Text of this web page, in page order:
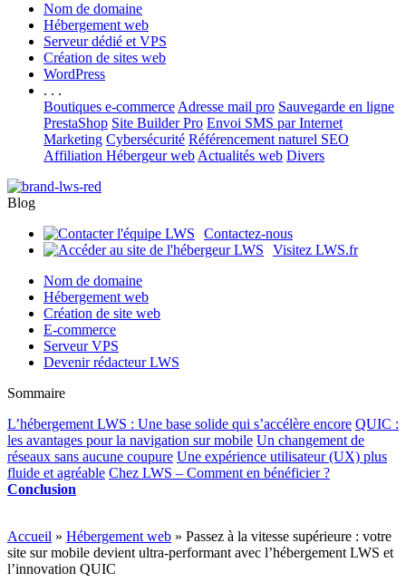
Nom de domaine
Hébergement web
Serveur dédié et VPS
Création de sites web
WordPress
. . .
Boutiques e-commerce Adresse mail pro Sauvegarde en ligne
PrestaShop Site Builder Pro Envoi SMS par Internet
Marketing Cybersécurité Référencement naturel SEO
Affiliation Hébergeur web Actualités web Divers
Blog
Contactez-nous
Visitez LWS.fr
Nom de domaine
Hébergement web
Création de site web
E-commerce
Serveur VPS
Devenir rédacteur LWS
Sommaire
L’hébergement LWS : Une base solide qui s’accélère encore QUIC :
les avantages pour la navigation sur mobile Un changement de
réseaux sans aucune coupure Une expérience utilisateur (UX) plus
fluide et agréable Chez LWS – Comment en bénéficier ?
Conclusion
Accueil » Hébergement web » Passez à la vitesse supérieure : votre
site sur mobile devient ultra-performant avec l’hébergement LWS et
l’innovation QUIC